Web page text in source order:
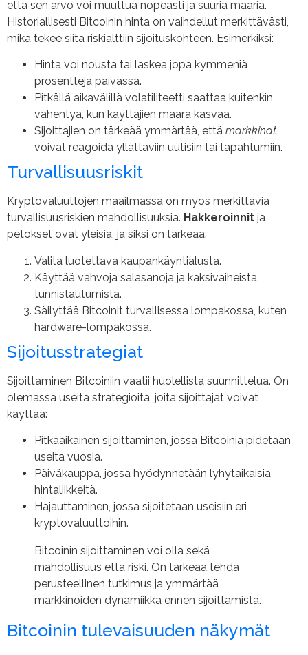
että sen arvo voi muuttua nopeasti ja suuria määriä.
Historiallisesti Bitcoinin hinta on vaihdellut merkittävästi,
mikä tekee siitä riskialttiin sijoituskohteen. Esimerkiksi:
Hinta voi nousta tai laskea jopa kymmeniä
prosentteja päivässä.
Pitkällä aikavälillä volatiliteetti saattaa kuitenkin
vähentyä, kun käyttäjien määrä kasvaa.
Sijoittajien on tärkeää ymmärtää, että markkinat
voivat reagoida yllättäviin uutisiin tai tapahtumiin.
Turvallisuusriskit
Kryptovaluuttojen maailmassa on myös merkittäviä
turvallisuusriskien mahdollisuuksia. Hakkeroinnit ja
petokset ovat yleisiä, ja siksi on tärkeää:
Valita luotettava kaupankäyntialusta.
Käyttää vahvoja salasanoja ja kaksivaiheista
tunnistautumista.
Säilyttää Bitcoinit turvallisessa lompakossa, kuten
hardware-lompakossa.
Sijoitusstrategiat
Sijoittaminen Bitcoiniin vaatii huolellista suunnittelua. On
olemassa useita strategioita, joita sijoittajat voivat
käyttää:
Pitkäaikainen sijoittaminen, jossa Bitcoinia pidetään
useita vuosia.
Päiväkauppa, jossa hyödynnetään lyhytaikaisia
hintaliikkeitä.
Hajauttaminen, jossa sijoitetaan useisiin eri
kryptovaluuttoihin.
Bitcoinin sijoittaminen voi olla sekä
mahdollisuus että riski. On tärkeää tehdä
perusteellinen tutkimus ja ymmärtää
markkinoiden dynamiikka ennen sijoittamista.
Bitcoinin tulevaisuuden näkymät